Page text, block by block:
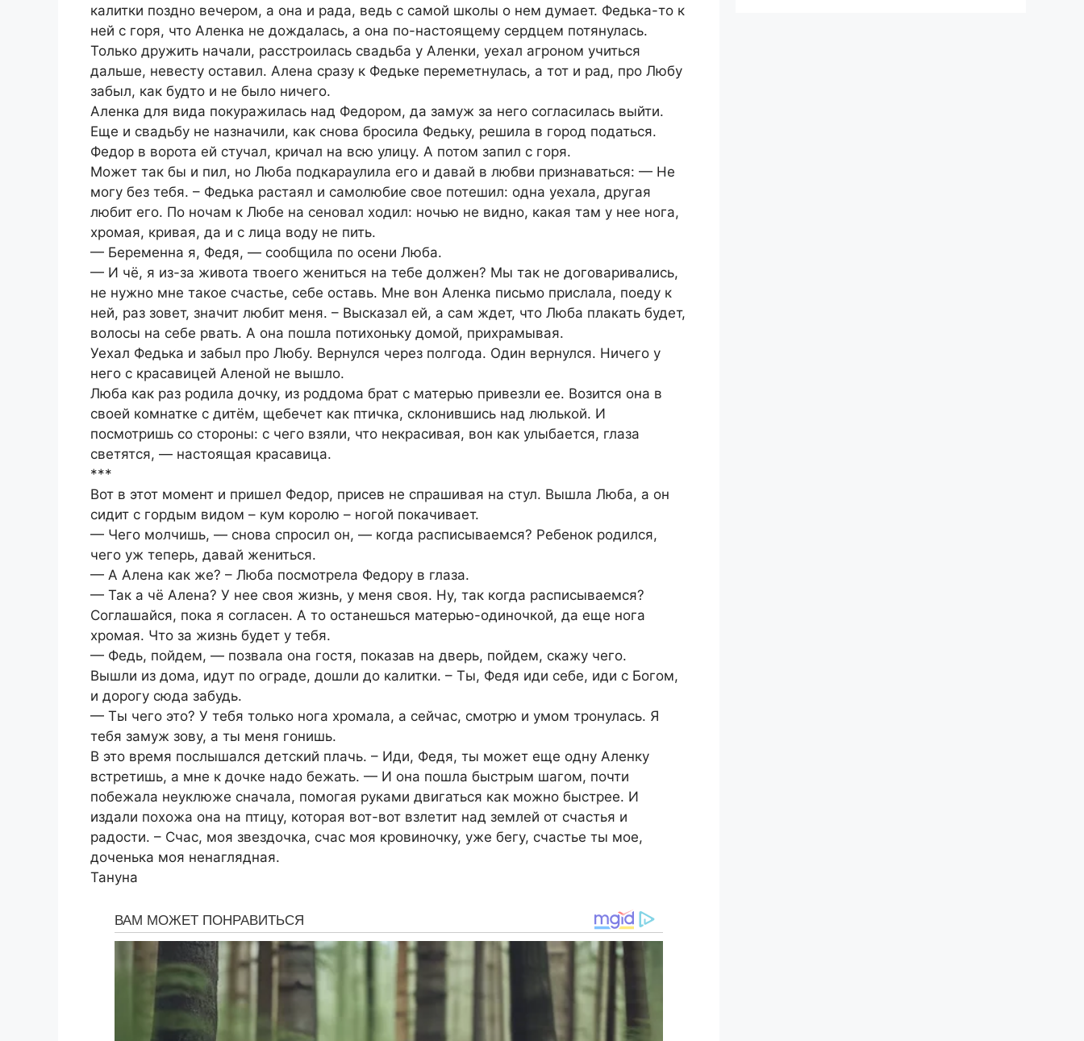
калитки поздно вечером, а она и рада, ведь с самой школы о нем думает. Федька-то к
ней с горя, что Аленка не дождалась, а она по-настоящему сердцем потянулась.
Только дружить начали, расстроилась свадьба у Аленки, уехал агроном учиться
дальше, невесту оставил. Алена сразу к Федьке переметнулась, а тот и рад, про Любу
забыл, как будто и не было ничего.
Аленка для вида покуражилась над Федором, да замуж за него согласилась выйти.
Еще и свадьбу не назначили, как снова бросила Федьку, решила в город податься.
Федор в ворота ей стучал, кричал на всю улицу. А потом запил с горя.
Может так бы и пил, но Люба подкараулила его и давай в любви признаваться: — Не
могу без тебя. – Федька растаял и самолюбие свое потешил: одна уехала, другая
любит его. По ночам к Любе на сеновал ходил: ночью не видно, какая там у нее нога,
хромая, кривая, да и с лица воду не пить.
— Беременна я, Федя, — сообщила по осени Люба.
— И чё, я из-за живота твоего жениться на тебе должен? Мы так не договаривались,
не нужно мне такое счастье, себе оставь. Мне вон Аленка письмо прислала, поеду к
ней, раз зовет, значит любит меня. – Высказал ей, а сам ждет, что Люба плакать будет,
волосы на себе рвать. А она пошла потихоньку домой, прихрамывая.
Уехал Федька и забыл про Любу. Вернулся через полгода. Один вернулся. Ничего у
него с красавицей Аленой не вышло.
Люба как раз родила дочку, из роддома брат с матерью привезли ее. Возится она в
своей комнатке с дитём, щебечет как птичка, склонившись над люлькой. И
посмотришь со стороны: с чего взяли, что некрасивая, вон как улыбается, глаза
светятся, — настоящая красавица.
***
Вот в этот момент и пришел Федор, присев не спрашивая на стул. Вышла Люба, а он
сидит с гордым видом – кум королю – ногой покачивает.
— Чего молчишь, — снова спросил он, — когда расписываемся? Ребенок родился,
чего уж теперь, давай жениться.
— А Алена как же? – Люба посмотрела Федору в глаза.
— Так а чё Алена? У нее своя жизнь, у меня своя. Ну, так когда расписываемся?
Соглашайся, пока я согласен. А то останешься матерью-одиночкой, да еще нога
хромая. Что за жизнь будет у тебя.
— Федь, пойдем, — позвала она гостя, показав на дверь, пойдем, скажу чего.
Вышли из дома, идут по ограде, дошли до калитки. – Ты, Федя иди себе, иди с Богом,
и дорогу сюда забудь.
— Ты чего это? У тебя только нога хромала, а сейчас, смотрю и умом тронулась. Я
тебя замуж зову, а ты меня гонишь.
В это время послышался детский плачь. – Иди, Федя, ты может еще одну Аленку
встретишь, а мне к дочке надо бежать. — И она пошла быстрым шагом, почти
побежала неуклюже сначала, помогая руками двигаться как можно быстрее. И
издали похожа она на птицу, которая вот-вот взлетит над землей от счастья и
радости. – Счас, моя звездочка, счас моя кровиночку, уже бегу, счастье ты мое,
доченька моя ненаглядная.
Тануна